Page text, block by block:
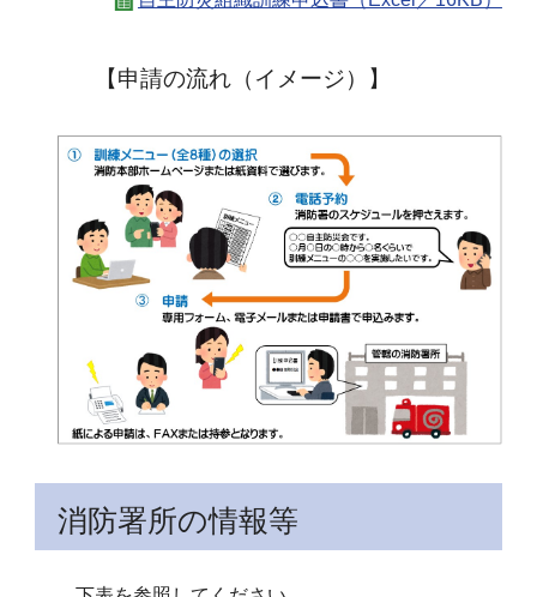
【申請の流れ（イメージ）】
消防署所の情報等